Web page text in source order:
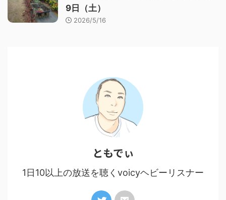
9日（土）
2026/5/16
ともでぃ
1日10以上の放送を聴くvoicyヘビーリスナー